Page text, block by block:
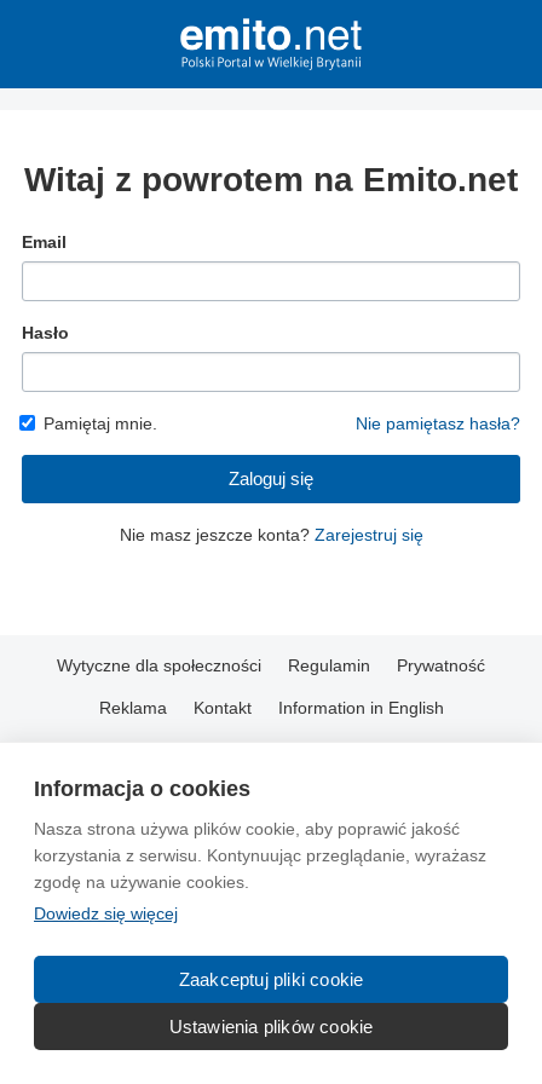
Informacja o cookies
Nasza strona używa plików cookie, aby poprawić jakość
korzystania z serwisu. Kontynuując przeglądanie, wyrażasz
zgodę na używanie cookies.
Dowiedz się więcej
Zaakceptuj pliki cookie
Ustawienia plików cookie
Witaj z powrotem na Emito.net
Email
Hasło
Pamiętaj mnie. Nie pamiętasz hasła?
Zaloguj się
Nie masz jeszcze konta? Zarejestruj się
Wytyczne dla społeczności Regulamin Prywatność
Reklama Kontakt Information in English